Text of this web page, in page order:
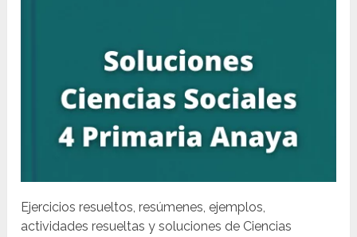
Ejercicios resueltos, resúmenes, ejemplos,
actividades resueltas y soluciones de Ciencias